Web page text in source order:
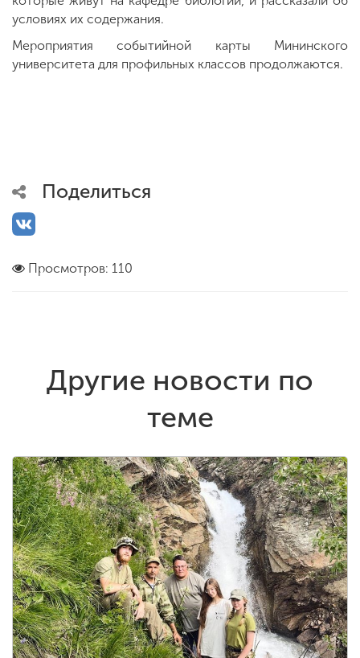
условиях их содержания.
Мероприятия событийной карты Мининского
университета для профильных классов продолжаются.
Поделиться
Просмотров: 110
Другие новости по
теме